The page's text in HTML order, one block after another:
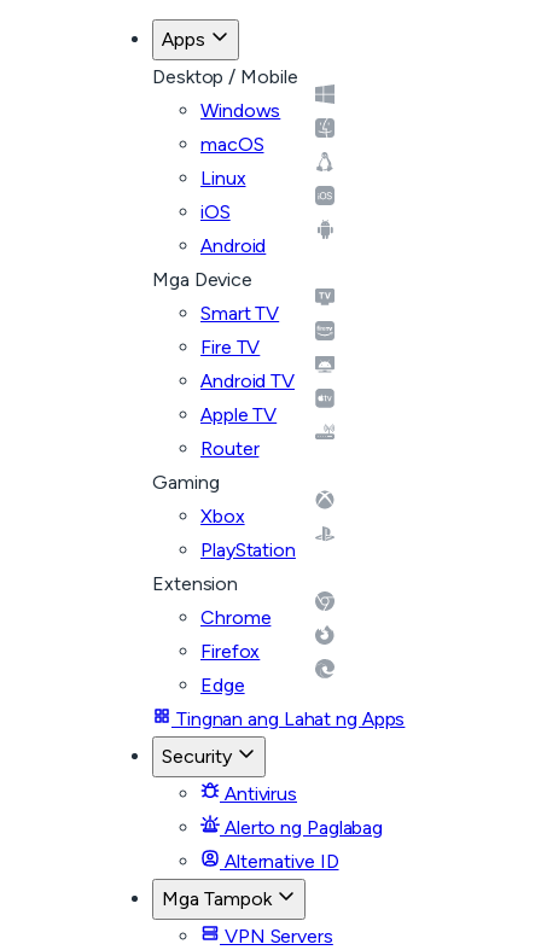
Apps
Desktop / Mobile
Windows
macOS
Linux
iOS
Android
Mga Device
Smart TV
Fire TV
Android TV
Apple TV
Router
Gaming
Xbox
PlayStation
Extension
Chrome
Firefox
Edge
Tingnan ang Lahat ng Apps
Security
Antivirus
Alerto ng Paglabag
Alternative ID
Mga Tampok
VPN Servers